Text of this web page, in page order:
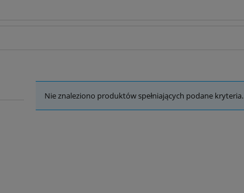
Nie znaleziono produktów spełniających podane kryteria.